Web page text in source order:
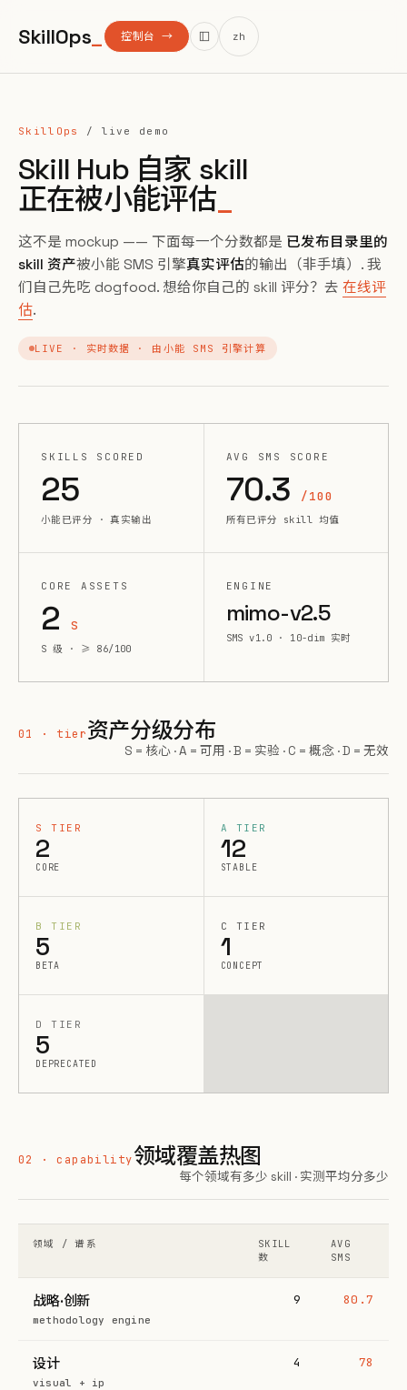
SkillOps 控制台 → zh
SkillOps / live demo
Skill Hub 自家 skill
正在被小能评估
这不是 mockup —— 下面每一个分数都是 已发布目录里的
skill 资产被小能 SMS 引擎真实评估的输出（非手填）. 我
们自己先吃 dogfood. 想给你自己的 skill 评分？去 在线评
估.
LIVE · 实时数据 · 由小能 SMS 引擎计算
SKILLS SCORED
25
小能已评分 · 真实输出
AVG SMS SCORE
70.3 /100
所有已评分 skill 均值
CORE ASSETS
2 S
S 级 · ≥ 86/100
ENGINE
mimo-v2.5
SMS v1.0 · 10-dim 实时
01 · tier资产分级分布
S = 核心 · A = 可用 · B = 实验 · C = 概念 · D = 无效
S TIER
2
CORE
A TIER
12
STABLE
B TIER
5
BETA
C TIER
1
CONCEPT
D TIER
5
DEPRECATED
02 · capability领域覆盖热图
每个领域有多少 skill · 实测平均分多少
领域 / 谱系
SKILL
数
AVG
SMS
战略·创新
methodology engine
9 80.7
设计
visual + ip
4 78